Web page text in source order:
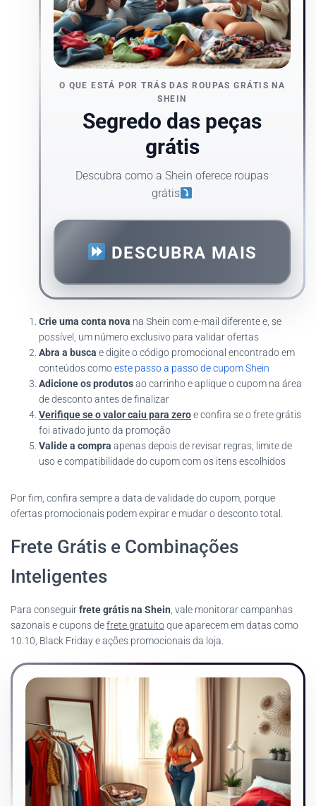
O QUE ESTÁ POR TRÁS DAS ROUPAS GRÁTIS NA
SHEIN
Segredo das peças
grátis
Descubra como a Shein oferece roupas
grátis
DESCUBRA MAIS
Crie uma conta nova na Shein com e-mail diferente e, se
possível, um número exclusivo para validar ofertas
Abra a busca e digite o código promocional encontrado em
conteúdos comoeste passo a passo de cupom Shein
Adicione os produtosao carrinho e aplique o cupom na área
de desconto antes de finalizar
Verifique se o valor caiu para zeroe confira se o frete grátis
foi ativado junto da promoção
Valide a compra apenas depois de revisar regras, limite de
uso e compatibilidade do cupom com os itens escolhidos
Por fim, confira sempre a data de validade do cupom, porque
ofertas promocionais podem expirar e mudar o desconto total.
Frete Grátis e Combinações
Inteligentes
Para conseguirfrete grátis na Shein, vale monitorar campanhas
sazonais e cupons defrete gratuitoque aparecem em datas como
10.10, Black Friday e ações promocionais da loja.